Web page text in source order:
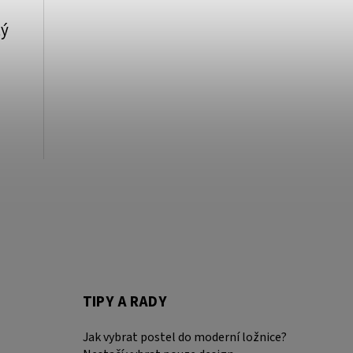
TIPY A RADY
Jak vybrat postel do moderní ložnice?